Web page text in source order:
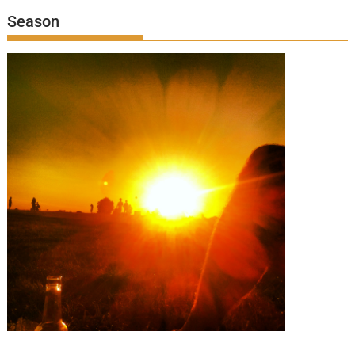
Season